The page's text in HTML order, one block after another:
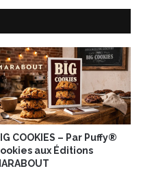
COOKIES – Par Puffy®
aux Éditions